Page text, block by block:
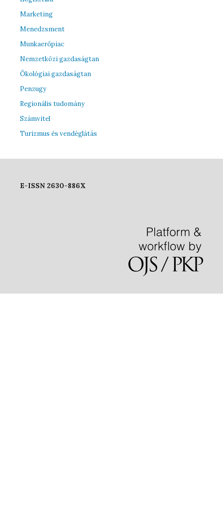
Marketing
Menedzsment
Munkaerőpiac
Nemzetközi gazdaságtan
Ökológiai gazdaságtan
Penzugy
Regionális tudomány
Számvitel
Turizmus és vendéglátás
E-ISSN 2630-886X